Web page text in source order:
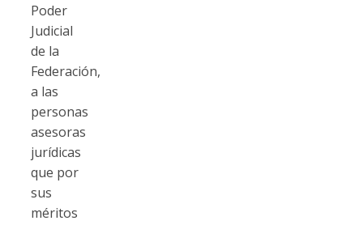
Poder
Judicial
de la
Federación,
a las
personas
asesoras
jurídicas
que por
sus
méritos